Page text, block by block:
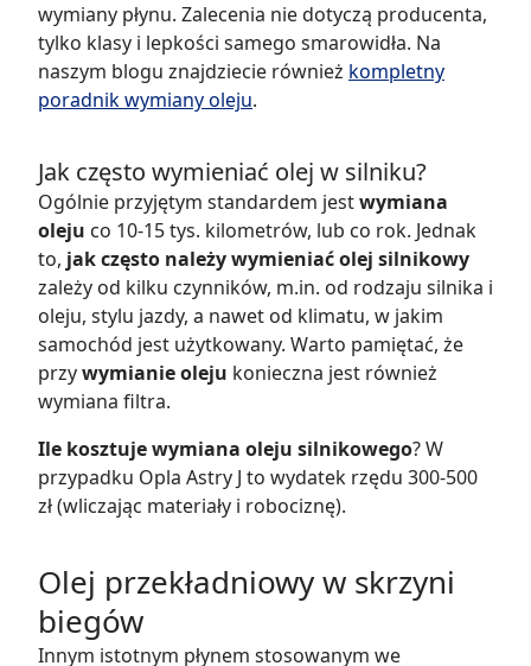
wymiany płynu. Zalecenia nie dotyczą producenta,
tylko klasy i lepkości samego smarowidła. Na
naszym blogu znajdziecie również kompletny
poradnik wymiany oleju.
Jak często wymieniać olej w silniku?
Ogólnie przyjętym standardem jestwymiana
oleju co 10-15 tys. kilometrów, lub co rok. Jednak
to, jak często należy wymieniać olej silnikowy
zależy od kilku czynników, m.in. od rodzaju silnika i
oleju, stylu jazdy, a nawet od klimatu, w jakim
samochód jest użytkowany. Warto pamiętać, że
przywymianie oleju konieczna jest również
wymiana filtra.
Ile kosztuje wymiana oleju silnikowego? W
przypadku Opla Astry J to wydatek rzędu 300-500
zł (wliczając materiały i robociznę).
Olej przekładniowy w skrzyni
biegów
Innym istotnym płynem stosowanym we